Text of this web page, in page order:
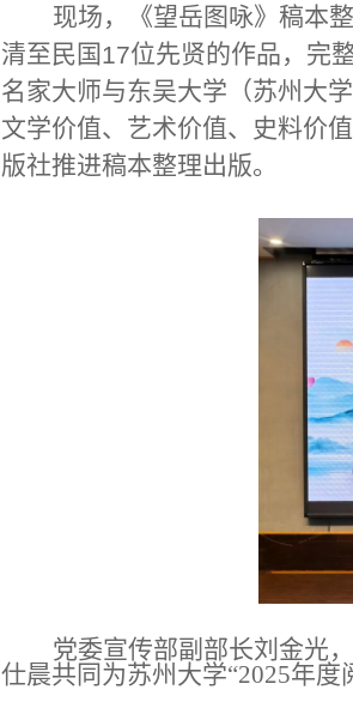
现场，《望岳图咏》稿本
清至民国17位先贤的作品，完
名家大师与东吴大学（苏州大
文学价值、艺术价值、史料价值
版社推进稿本整理出版。
党委宣传部副部长刘金光
仕晨共同为苏州大学“2025年度